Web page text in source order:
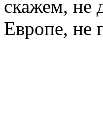
скажем, не
Европе,